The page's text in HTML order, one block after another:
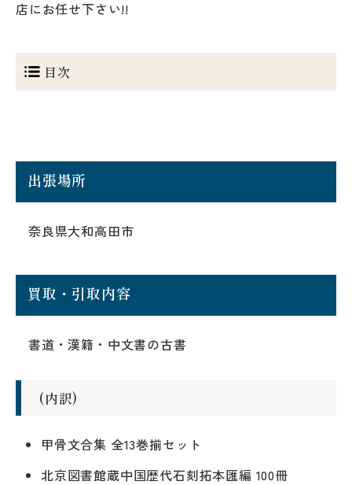
店にお任せ下さい!!
目次
出張場所
奈良県大和高田市
買取・引取内容
書道・漢籍・中文書の古書
(内訳)
甲骨文合集 全13巻揃セット
北京図書館蔵中国歴代石刻拓本匯編 100冊